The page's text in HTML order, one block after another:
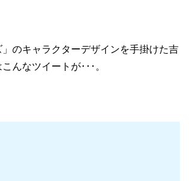
」のキャラクターデザインを手掛けた吉
んなツイートが･･･。